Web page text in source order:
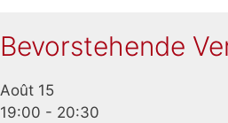
Bevorstehende
Août 15
19:00 - 20:30